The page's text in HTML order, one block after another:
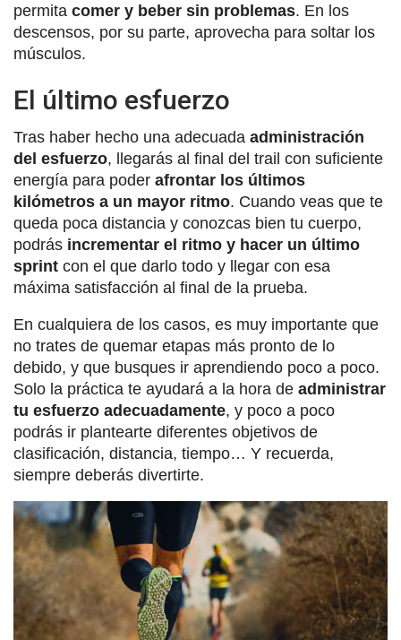
permita comer y beber sin problemas. En los
descensos, por su parte, aprovecha para soltar los
músculos.
El último esfuerzo
Tras haber hecho una adecuada administración
del esfuerzo, llegarás al final del trail con suficiente
energía para poder afrontar los últimos
kilómetros a un mayor ritmo. Cuando veas que te
queda poca distancia y conozcas bien tu cuerpo,
podrás incrementar el ritmo y hacer un último
sprint con el que darlo todo y llegar con esa
máxima satisfacción al final de la prueba.
En cualquiera de los casos, es muy importante que
no trates de quemar etapas más pronto de lo
debido, y que busques ir aprendiendo poco a poco.
Solo la práctica te ayudará a la hora de administrar
tu esfuerzo adecuadamente, y poco a poco
podrás ir plantearte diferentes objetivos de
clasificación, distancia, tiempo… Y recuerda,
siempre deberás divertirte.